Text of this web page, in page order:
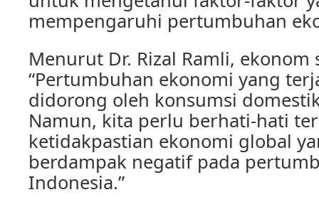
mempengaruhi pertumbuhan
Menurut Dr. Rizal Ramli,
“Pertumbuhan ekonomi yang
didorong oleh konsumsi
Namun, kita perlu berhati-hati
ketidakpastian ekonomi global
berdampak negatif pada
Indonesia.”